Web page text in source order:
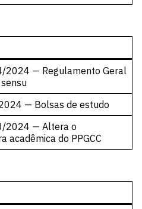
2024 — Regulamento Geral
— Bolsas de estudo
2024 — Altera o
acadêmica do PPGCC